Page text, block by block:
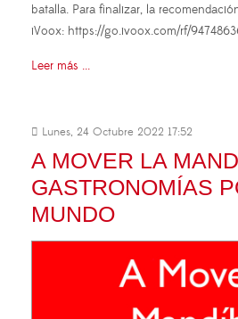
batalla. Para finalizar, la
iVoox: https://go.ivoox.com/rf/
Leer más ...
Lunes, 24 Octubre 2022 17:52
A MOVER LA
GASTRONOMÍAS
MUNDO